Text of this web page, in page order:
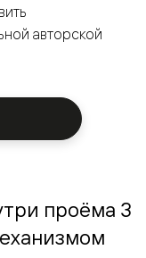
авторской
проёма 3